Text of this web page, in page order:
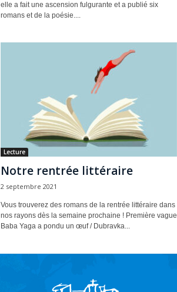
elle a fait une ascension fulgurante et a publié six
romans et de la poésie....
Lecture
Notre rentrée littéraire
2 septembre 2021
Vous trouverez des romans de la rentrée littéraire dans
nos rayons dès la semaine prochaine ! Première vague
Baba Yaga a pondu un œuf / Dubravka...